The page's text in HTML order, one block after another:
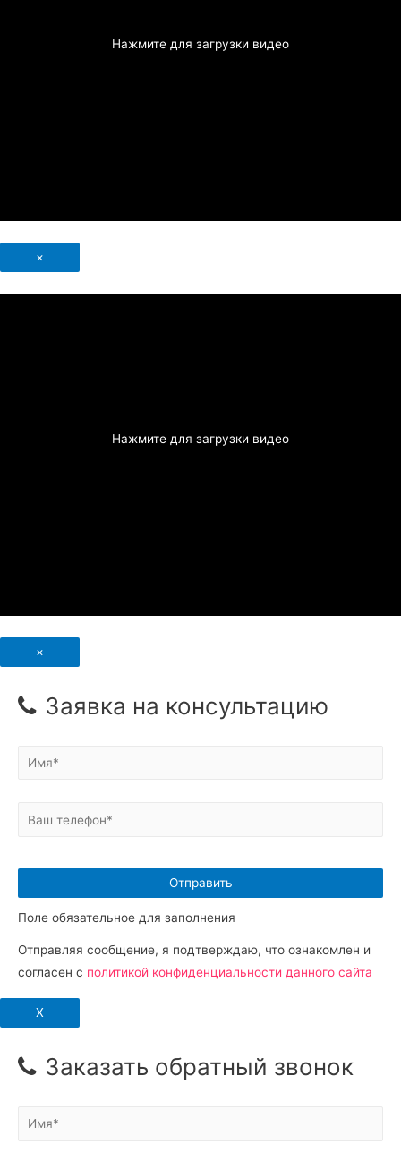
Нажмите для загрузки видео
×
Нажмите для загрузки видео
×
Заявка на консультацию
Поле обязательное для заполнения
Отправляя сообщение, я подтверждаю, что ознакомлен и
согласен с политикой конфиденциальности данного сайта
X
Заказать обратный звонок